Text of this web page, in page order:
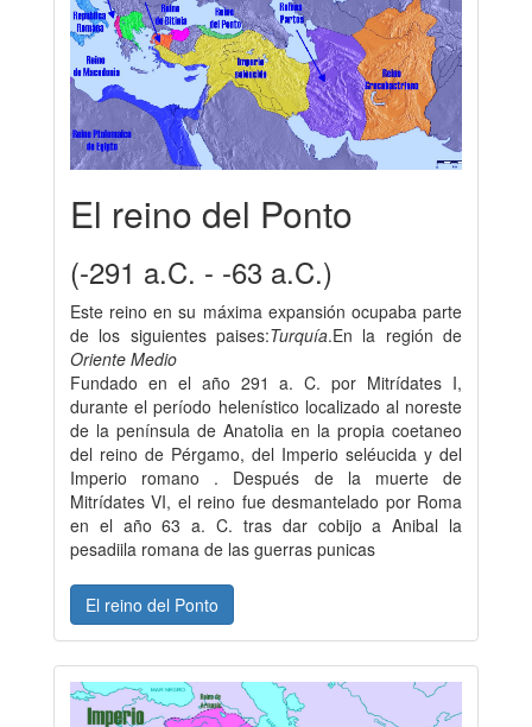
El reino del Ponto
(-291 a.C. - -63 a.C.)
Este reino en su máxima expansión ocupaba parte
de los siguientes paises:Turquía.En la región de
Oriente Medio
Fundado en el año 291 a. C. por Mitrídates I,
durante el período helenístico localizado al noreste
de la península de Anatolia en la propia coetaneo
del reino de Pérgamo, del Imperio seléucida y del
Imperio romano . Después de la muerte de
Mitrídates VI, el reino fue desmantelado por Roma
en el año 63 a. C. tras dar cobijo a Anibal la
pesadiila romana de las guerras punicas
El reino del Ponto